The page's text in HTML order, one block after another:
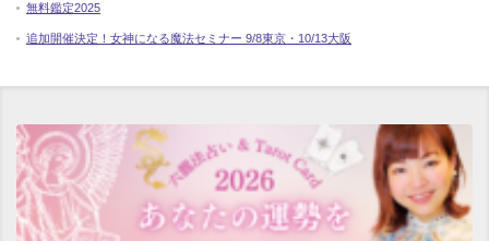
無料鑑定2025
追加開催決定！女神になる魔法セミナー 9/8東京・10/13大阪